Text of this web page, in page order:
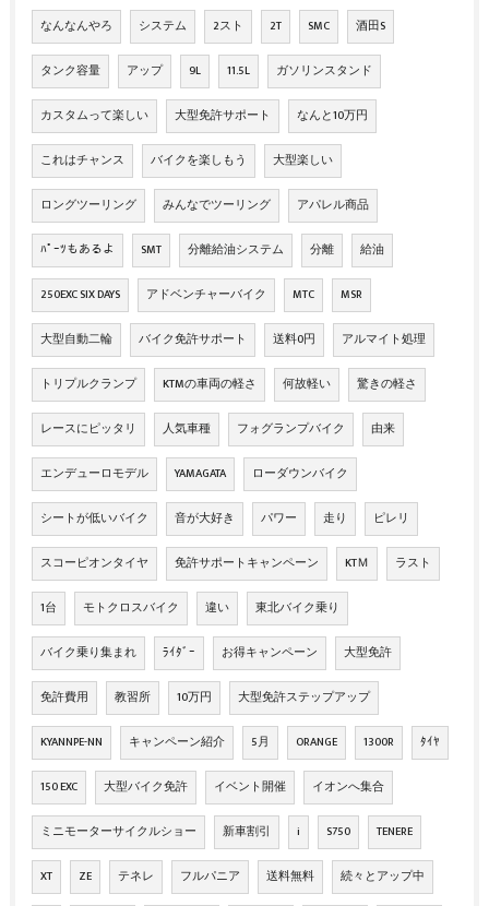
なんなんやろ システム 2スト 2T SMC 酒田S
タンク容量 アップ 9L 11.5L ガソリンスタンド
カスタムって楽しい 大型免許サポート なんと10万円
これはチャンス バイクを楽しもう 大型楽しい
ロングツーリング みんなでツーリング アパレル商品
ﾊﾟｰﾂもあるよ SMT 分離給油システム 分離 給油
250EXC SIX DAYS アドベンチャーバイク MTC MSR
大型自動二輪 バイク免許サポート 送料0円 アルマイト処理
トリプルクランプ KTMの車両の軽さ 何故軽い 驚きの軽さ
レースにピッタリ 人気車種 フォグランプバイク 由来
エンデューロモデル YAMAGATA ローダウンバイク
シートが低いバイク 音が大好き パワー 走り ピレリ
スコーピオンタイヤ 免許サポートキャンペーン KTＭ ラスト
1台 モトクロスバイク 違い 東北バイク乗り
バイク乗り集まれ ﾗｲﾀﾞｰ お得キャンペーン 大型免許
免許費用 教習所 10万円 大型免許ステップアップ
KYANNPE-NN キャンペーン紹介 5月 ORANGE 1300R ﾀｲﾔ
150 EXC 大型バイク免許 イベント開催 イオンへ集合
ミニモーターサイクルショー 新車割引 i S750 TENERE
XT ZE テネレ フルパニア 送料無料 続々とアップ中